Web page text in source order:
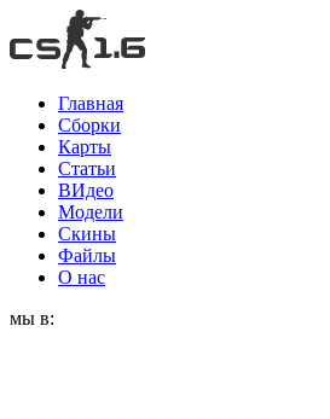
Главная
Сборки
Карты
Статьи
ВИдео
Модели
Скины
Файлы
О нас
мы в: